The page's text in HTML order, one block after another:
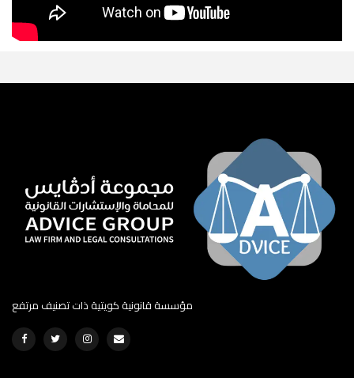
مؤسسة قانونية كويتية ذات تصنيف مرتفع